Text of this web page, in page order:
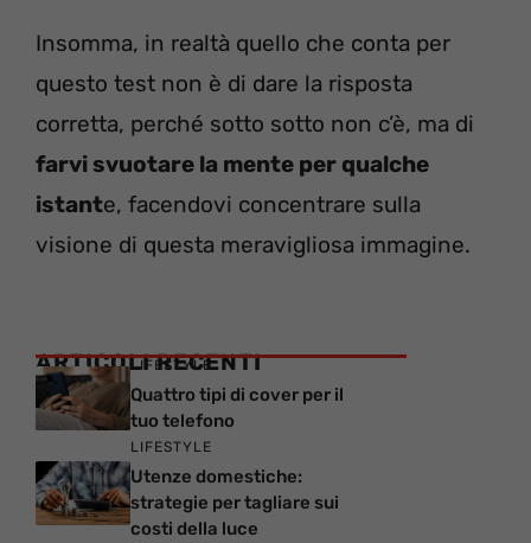
Insomma, in realtà quello che conta per
questo test non è di dare la risposta
corretta, perché sotto sotto non c’è, ma di
farvi svuotare la mente per qualche
istante, facendovi concentrare sulla
visione di questa meravigliosa immagine.
ARTICOLI RECENTI
LIFESTYLE
Quattro tipi di cover per il
tuo telefono
LIFESTYLE
Utenze domestiche:
strategie per tagliare sui
costi della luce